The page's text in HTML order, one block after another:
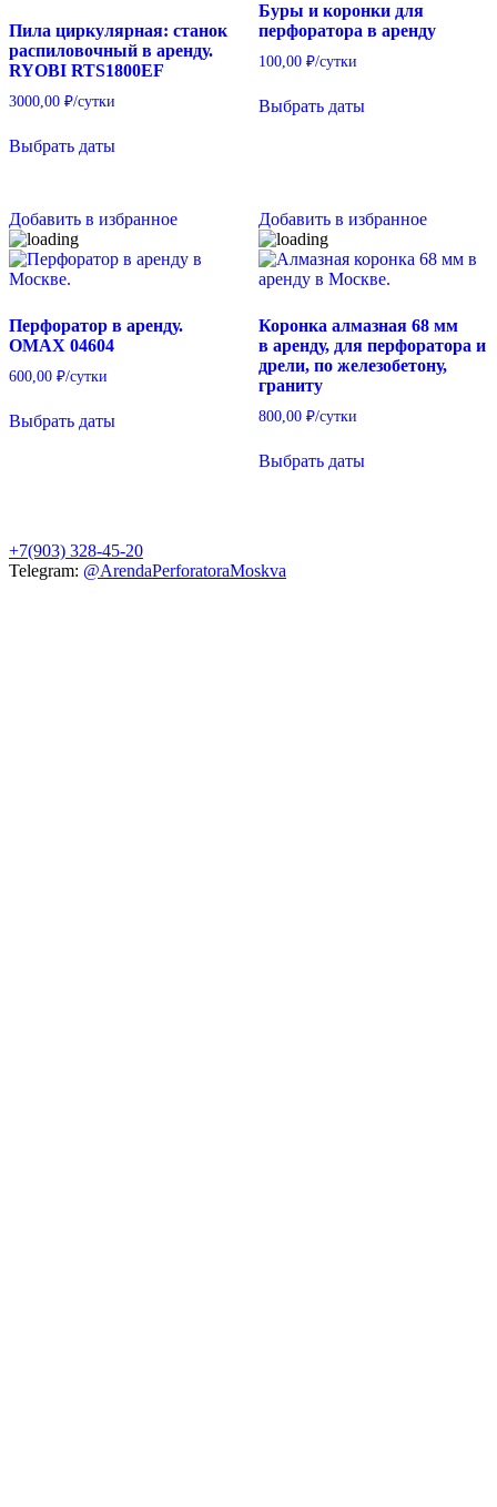
Пила циркулярная: станок
распиловочный в аренду.
RYOBI RTS1800EF
3000,00 ₽/сутки
Выбрать даты
Буры и коронки для
перфоратора в аренду
100,00 ₽/сутки
Выбрать даты
Добавить в избранное
Перфоратор в аренду.
OMAX 04604
600,00 ₽/сутки
Выбрать даты
Добавить в избранное
Коронка алмазная 68 мм
в аренду, для перфоратора и
дрели, по железобетону,
граниту
800,00 ₽/сутки
Выбрать даты
+7(903) 328-45-20
Telegram: @ArendaPerforatoraMoskva